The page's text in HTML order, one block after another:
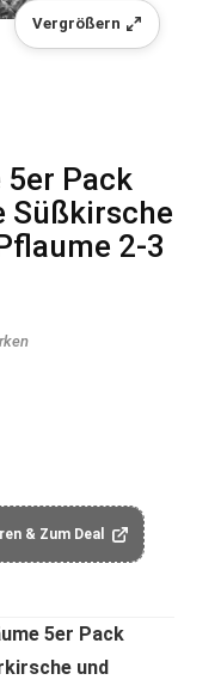
Vergrößern
5er Pack
Süßkirsche
2-3
& Zum Deal
5er Pack
und